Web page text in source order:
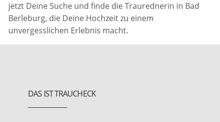
jetzt Deine Suche und finde die Traurednerin in Bad
Berleburg, die Deine Hochzeit zu einem
unvergesslichen Erlebnis macht.
DAS IST TRAUCHECK